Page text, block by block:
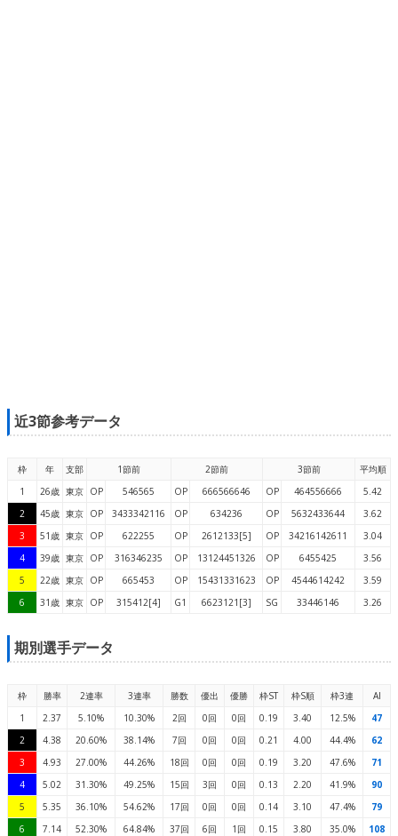
近3節参考データ
枠 年 支部 1節前 2節前 3節前
平均順
1
26歳 東京 OP 546565 OP 666566646 OP 464556666
5.42
2
45歳 東京 OP 3433342116 OP 634236 OP 5632433644
3.62
3
51歳 東京 OP 622255 OP 2612133[5] OP 34216142611
3.04
4
39歳 東京 OP 316346235 OP 13124451326 OP 6455425
3.56
5
22歳 東京 OP 665453 OP 15431331623 OP 4544614242
3.59
6
31歳 東京 OP 315412[4] G1 6623121[3] SG 33446146 3.26
期別選手データ
枠 勝率 2連率 3連率 勝数 優出 優勝 枠ST 枠S順 枠3連
AI
1
2.37 5.10% 10.30% 2回 0回 0回 0.19 3.40 12.5%
47
2
4.38 20.60% 38.14% 7回 0回 0回 0.21 4.00 44.4%
62
3
4.93 27.00% 44.26% 18回 0回 0回 0.19 3.20 47.6%
71
4
5.02 31.30% 49.25% 15回 3回 0回 0.13 2.20 41.9%
90
5
5.35 36.10% 54.62% 17回 0回 0回 0.14 3.10 47.4%
79
6
7.14 52.30% 64.84% 37回 6回 1回 0.15 3.80 35.0% 108